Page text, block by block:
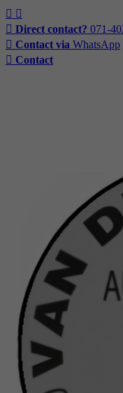
Direct contact? 071-
Contact via WhatsApp
Contact